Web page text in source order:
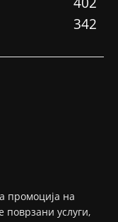
342
промоција на
поврзани услуги,